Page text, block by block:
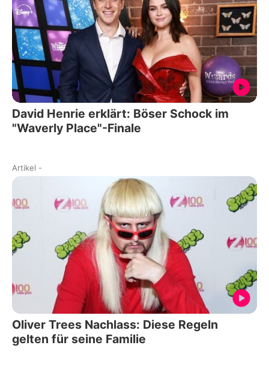
David Henrie erklärt: Böser Schock im
"Waverly Place"-Finale
Artikel -
Oliver Trees Nachlass: Diese Regeln
gelten für seine Familie